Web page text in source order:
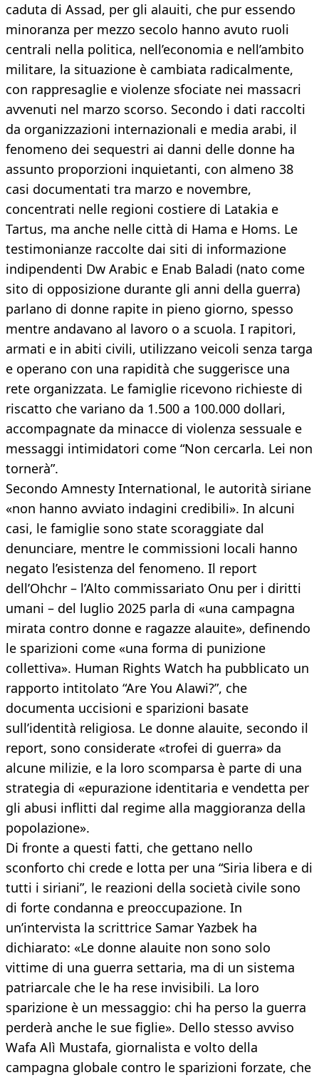
caduta di Assad, per gli alauiti, che pur essendo
minoranza per mezzo secolo hanno avuto ruoli
centrali nella politica, nell’economia e nell’ambito
militare, la situazione è cambiata radicalmente,
con rappresaglie e violenze sfociate nei massacri
avvenuti nel marzo scorso. Secondo i dati raccolti
da organizzazioni internazionali e media arabi, il
fenomeno dei sequestri ai danni delle donne ha
assunto proporzioni inquietanti, con almeno 38
casi documentati tra marzo e novembre,
concentrati nelle regioni costiere di Latakia e
Tartus, ma anche nelle città di Hama e Homs. Le
testimonianze raccolte dai siti di informazione
indipendenti Dw Arabic e Enab Baladi (nato come
sito di opposizione durante gli anni della guerra)
parlano di donne rapite in pieno giorno, spesso
mentre andavano al lavoro o a scuola. I rapitori,
armati e in abiti civili, utilizzano veicoli senza targa
e operano con una rapidità che suggerisce una
rete organizzata. Le famiglie ricevono richieste di
riscatto che variano da 1.500 a 100.000 dollari,
accompagnate da minacce di violenza sessuale e
messaggi intimidatori come “Non cercarla. Lei non
tornerà”.
Secondo Amnesty International, le autorità siriane
«non hanno avviato indagini credibili». In alcuni
casi, le famiglie sono state scoraggiate dal
denunciare, mentre le commissioni locali hanno
negato l’esistenza del fenomeno. Il report
dell’Ohchr – l’Alto commissariato Onu per i diritti
umani – del luglio 2025 parla di «una campagna
mirata contro donne e ragazze alauite», definendo
le sparizioni come «una forma di punizione
collettiva». Human Rights Watch ha pubblicato un
rapporto intitolato “Are You Alawi?”, che
documenta uccisioni e sparizioni basate
sull’identità religiosa. Le donne alauite, secondo il
report, sono considerate «trofei di guerra» da
alcune milizie, e la loro scomparsa è parte di una
strategia di «epurazione identitaria e vendetta per
gli abusi inflitti dal regime alla maggioranza della
popolazione».
Di fronte a questi fatti, che gettano nello
sconforto chi crede e lotta per una “Siria libera e di
tutti i siriani”, le reazioni della società civile sono
di forte condanna e preoccupazione. In
un’intervista la scrittrice Samar Yazbek ha
dichiarato: «Le donne alauite non sono solo
vittime di una guerra settaria, ma di un sistema
patriarcale che le ha rese invisibili. La loro
sparizione è un messaggio: chi ha perso la guerra
perderà anche le sue figlie». Dello stesso avviso
Wafa Alì Mustafa, giornalista e volto della
campagna globale contro le sparizioni forzate, che